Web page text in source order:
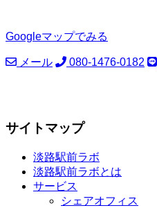
Googleマップでみる
メール 080-1476-0182
サイトマップ
淡路駅前ラボ
淡路駅前ラボとは
サービス
シェアオフィス